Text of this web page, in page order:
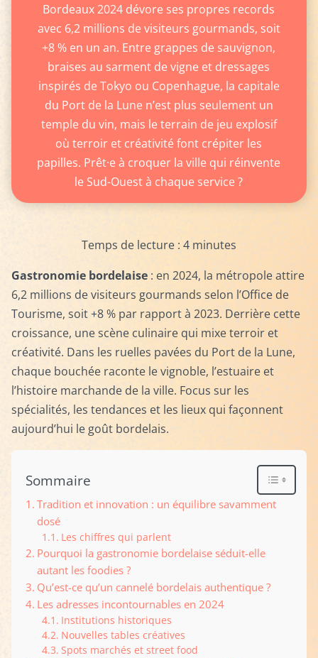
Bordeaux 2024 dévore ses propres records
avec 6,2 millions de visiteurs gourmands, soit
+8 % en un an. Entre grappes de sauvignon,
braises au sarment de vigne et dressages
inspirés de Tokyo ou Copenhague, la capitale
du Port de la Lune n’est plus seulement un
temple du vin, mais le terrain de jeu explosif
où terroir et créativité font crépiter les
papilles. Prêt·e à croquer la ville qui réinvente
le Sud-Ouest à chaque service ?
Temps de lecture : 4 minutes
Gastronomie bordelaise : en 2024, la métropole attire
6,2 millions de visiteurs gourmands selon l’Office de
Tourisme, soit +8 % par rapport à 2023. Derrière cette
croissance, une scène culinaire qui mixe terroir et
créativité. Dans les ruelles pavées du Port de la Lune,
chaque bouchée raconte le vignoble, l’estuaire et
l’histoire marchande de la ville. Focus sur les
spécialités, les tendances et les lieux qui façonnent
aujourd’hui le goût bordelais.
Sommaire
Tradition et innovation : un équilibre savamment
dosé
Les chiffres qui parlent
Pourquoi la gastronomie bordelaise séduit-elle
autant les foodies ?
Qu’est-ce qu’un cannelé bordelais authentique ?
Les adresses incontournables en 2024
Institutions historiques
Nouvelles tables créatives
Spots marchés et street food